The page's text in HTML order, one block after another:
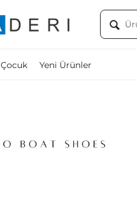
Çocuk Yeni Ürünler